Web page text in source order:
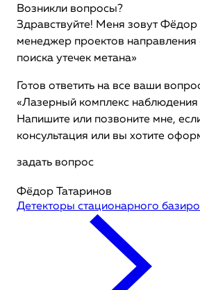
Возникли вопросы?
Здравствуйте! Меня зовут Фёдор
менеджер проектов
поиска утечек метана»
Готов ответить на все ваши
«Лазерный комплекс
Напишите или позвоните мне,
консультация или вы хотите
задать вопрос
Фёдор Татаринов
Детекторы стационарного